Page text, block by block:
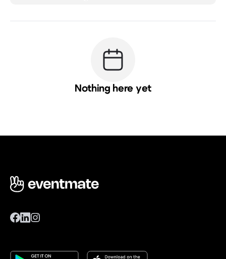
Nothing here yet